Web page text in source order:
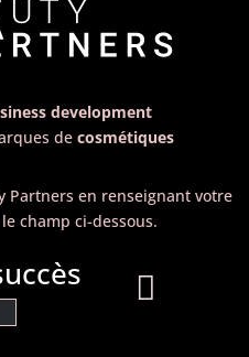
development
de cosmétiques
Partners en renseignant votre
champ ci-dessous.